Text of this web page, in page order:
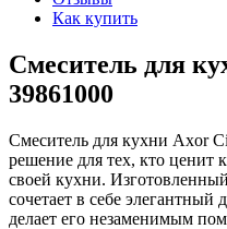
Как купить
Смеситель для
39861000
Смеситель для кухни Axor
решение для тех, кто ценит
своей кухни.
сочетает в себе
делает его незаменимым